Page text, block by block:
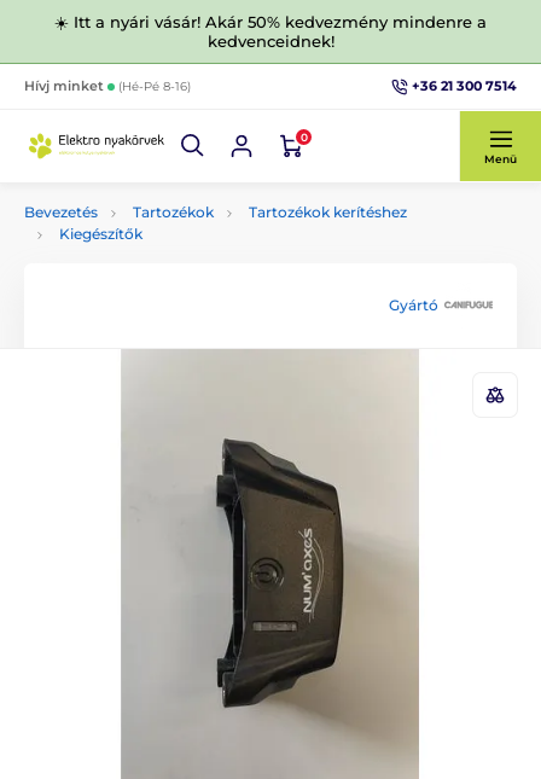
☀️ Itt a nyári vásár! Akár 50% kedvezmény mindenre a
kedvenceidnek!
Hívj minket (Hé-Pé 8-16) +36 21 300 7514
0
Menü
Bevezetés Tartozékok
Tartozékok kerítéshez
Kiegészítők
Gyártó